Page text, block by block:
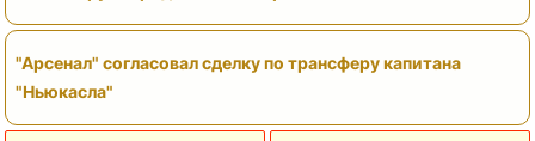
"Арсенал" согласовал сделку по трансферу капитана
"Ньюкасла"